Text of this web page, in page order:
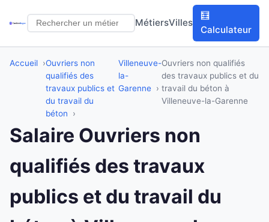
MétiersVilles
🧮
Calculateur
Accueil
Ouvriers non
qualifiés des
travaux publics et
du travail du
béton
Villeneuve-
la-
Garenne
Ouvriers non qualifiés
des travaux publics et du
travail du béton à
Villeneuve-la-Garenne
Salaire Ouvriers non
qualifiés des travaux
publics et du travail du